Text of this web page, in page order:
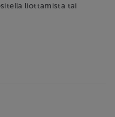
liottamista tai